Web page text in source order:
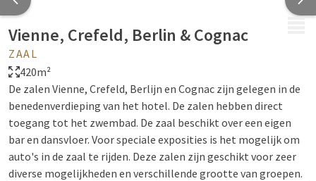
Vienne, Crefeld, Berlin & Cognac
ZAAL
420m²
De zalen Vienne, Crefeld, Berlijn en Cognac zijn gelegen in de
benedenverdieping van het hotel. De zalen hebben direct
toegang tot het zwembad. De zaal beschikt over een eigen
bar en dansvloer. Voor speciale exposities is het mogelijk om
auto's in de zaal te rijden. Deze zalen zijn geschikt voor zeer
diverse mogelijkheden en verschillende grootte van groepen.